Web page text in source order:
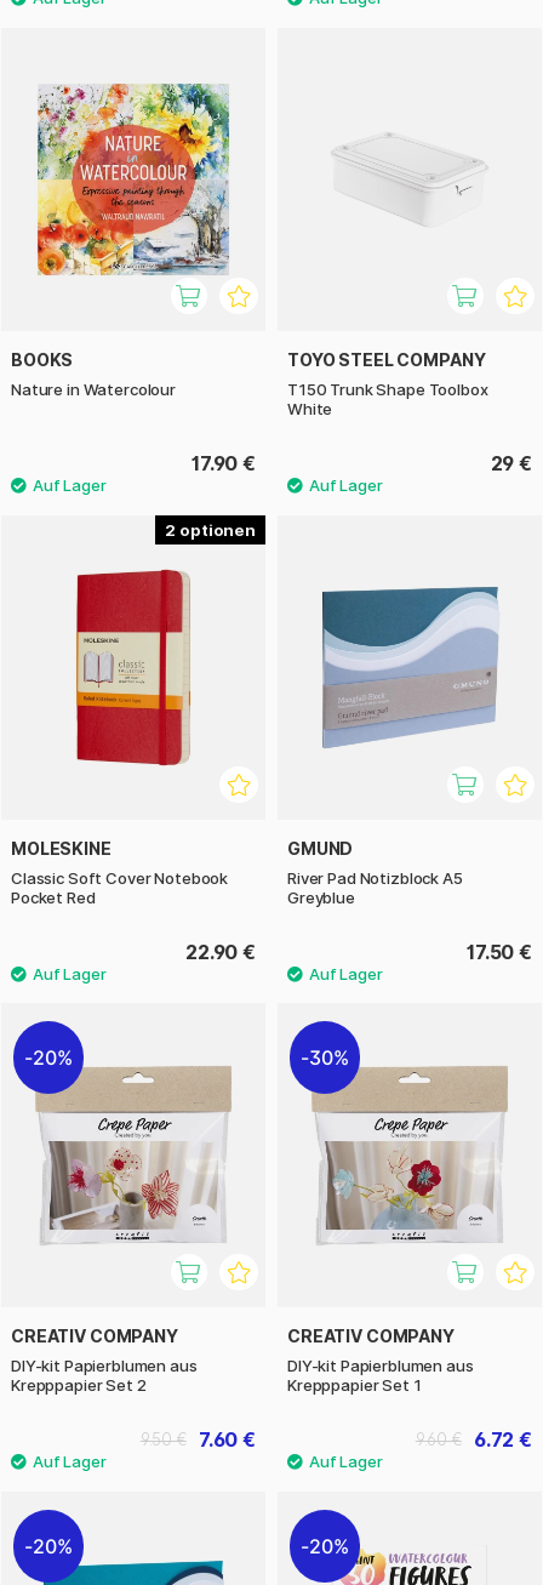
BOOKS
Nature in Watercolour
17.90 €
TOYO STEEL COMPANY
T150 Trunk Shape Toolbox
White
29 €
2
MOLESKINE
Classic Soft Cover Notebook
Pocket Red
22.90 €
GMUND
River Pad Notizblock A5
Greyblue
17.50 €
20%
CREATIV COMPANY
DIY-kit Papierblumen aus
Krepppapier Set 2
7.60 €
9.50 €
30%
CREATIV COMPANY
DIY-kit Papierblumen aus
Krepppapier Set 1
6.72 €
9.60 €
20% 20%